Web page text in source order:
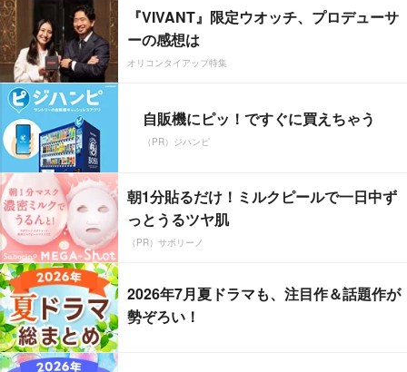
『VIVANT』限定ウオッチ、プロデューサ
ーの感想は
オリコンタイアップ特集
自販機にピッ！ですぐに買えちゃう
（PR）ジハンピ
朝1分貼るだけ！ミルクピールで一日中ず
っとうるツヤ肌
（PR）サボリーノ
2026年7月夏ドラマも、注目作＆話題作が
勢ぞろい！